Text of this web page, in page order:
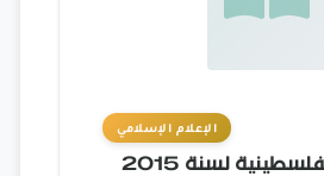
الإعلام الإسلامي
لسنة 2015